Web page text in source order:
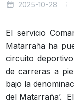
2025-10-28
El servicio
Matarraña ha
circuito
de carreras a
bajo la
del Matarraña’.